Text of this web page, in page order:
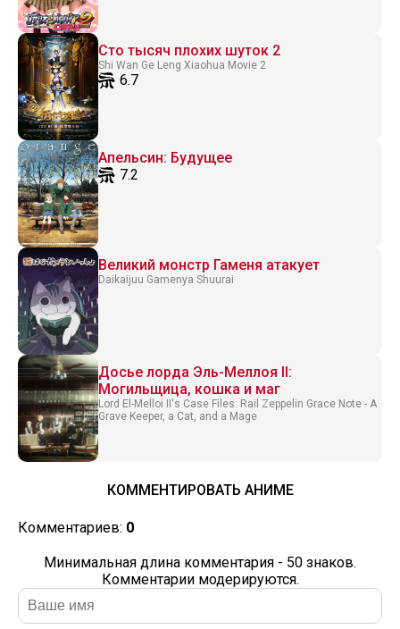
Сто тысяч плохих шуток 2
Shi Wan Ge Leng Xiaohua Movie 2
6.7
Апельсин: Будущее
7.2
Великий монстр Гаменя атакует
Daikaijuu Gamenya Shuurai
Досье лорда Эль-Меллоя II:
Могильщица, кошка и маг
Lord El-Melloi II's Case Files: Rail Zeppelin Grace Note - A
Grave Keeper, a Cat, and a Mage
КОММЕНТИРОВАТЬ АНИМЕ
Комментариев: 0
Минимальная длина комментария - 50 знаков.
Комментарии модерируются.